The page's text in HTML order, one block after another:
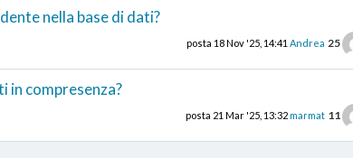
nella base di dati?
posta 18 Nov '25, 14:41 Andrea 25
in compresenza?
posta 21 Mar '25, 13:32marmat 11